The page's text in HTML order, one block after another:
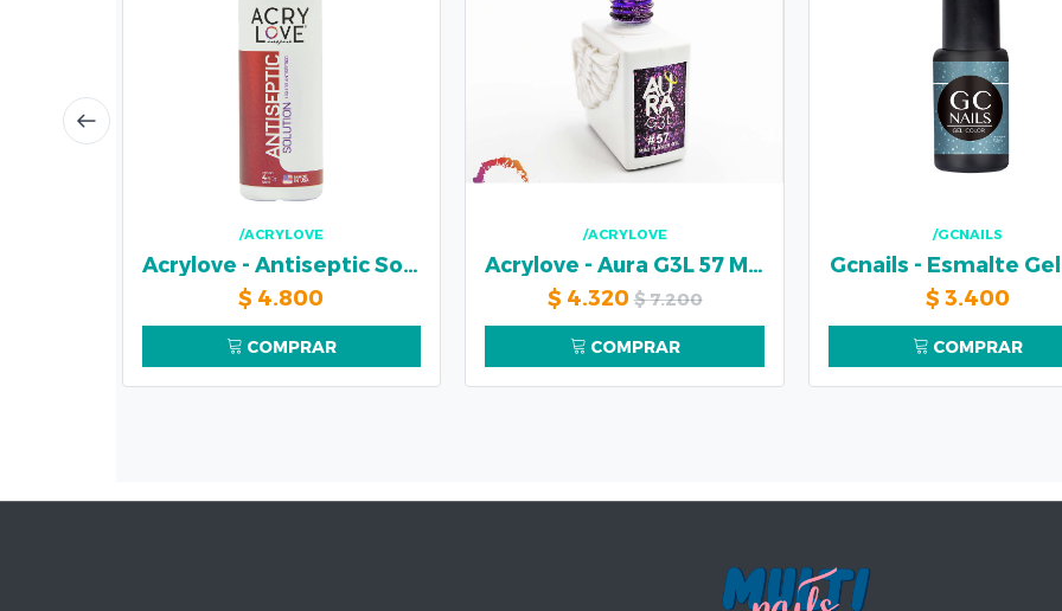
/ACRYLOVE
Acrylove - Antiseptic Solution
$ 4.800
COMPRAR
/ACRYLOVE
Acrylove - Aura G3L 57 MINI FLAKES
$ 4.320 $7.200
COMPRAR
/GCNAILS
Gcnails - Esmalte
$ 3.400
COMPRAR